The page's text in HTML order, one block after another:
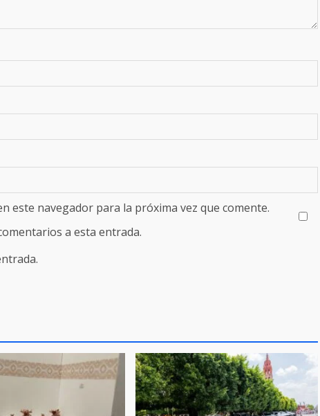
este navegador para la próxima vez que comente.
a esta entrada.